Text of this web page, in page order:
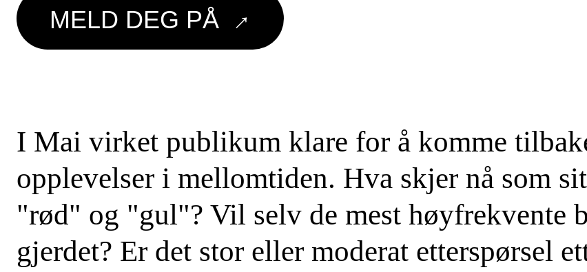
SØK
MELD DEG PÅ →
I Mai virket publikum klare for å komme
opplevelser i mellomtiden. Hva skjer nå som
"rød" og "gul"? Vil selv de mest høyfrekvente
gjerdet? Er det stor eller moderat etterspørsel